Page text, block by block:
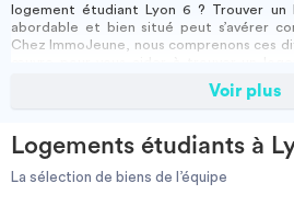
Je cherche un logement
Villes
logement étudiant Lyon 6 ? Trouver un
abordable et bien situé peut s’avérer
Chez ImmoJeune, nous comprenons ces
colocationou
6e arrondissement de Lyon
offre de
pour faire le bon choix, il est important de
étudiantes Lyonpeuvent être une solution
Voir plus
Logements étudiants à
La sélection de biens de l’équipe